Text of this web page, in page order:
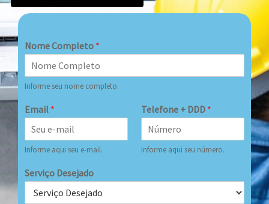
Nome Completo *
Informe seu nome completo.
Email *
Informe aqui seu e-mail.
Telefone + DDD *
Informe aqui seu número.
Serviço Desejado